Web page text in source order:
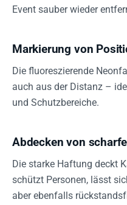
Event sauber wieder
Markierung von
Die fluoreszierende
auch aus der Distanz –
und Schutzbereiche.
Abdecken von
Die starke Haftung deckt
schützt Personen, lässt
aber ebenfalls